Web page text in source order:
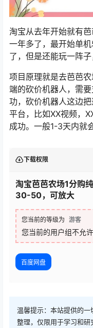
淘宝从去年开始就有
一年多了，最开始单
了，但是还能玩一阵子
项目原理就是去芭芭
端的砍价机器人，需
功，砍价机器人这边
平台，比如XX视频，
成功。一般1-3天内就
下载权限
淘宝芭芭农场1分购
30-50，可放大
您当前的等级为 游客
您当前的用户组不允
百度网盘
温馨提示：本站提供的
整理，仅限用于学习和